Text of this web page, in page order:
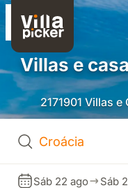
Villas e
2171901 Villas
Sáb 22 ago Sáb